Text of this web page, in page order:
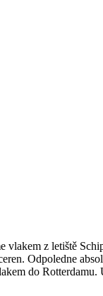
vlakem z letiště
Odpoledne
do